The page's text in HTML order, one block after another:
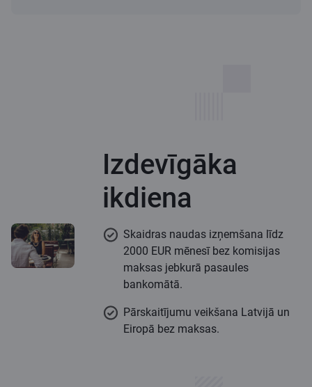
Izdevīgāka
ikdiena
Skaidras naudas izņemšana līdz
2000 EUR mēnesī bez komisijas
maksas jebkurā pasaules
bankomātā.
Pārskaitījumu veikšana Latvijā un
Eiropā bez maksas.